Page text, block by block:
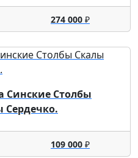
274 000₽
Синские Столбы
Сердечко.
109 000₽